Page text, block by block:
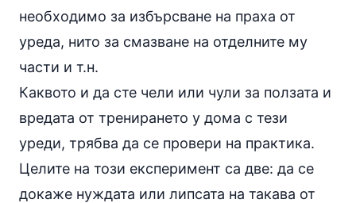
необходимо за избърсване на праха от
уреда, нито за смазване на отделните му
части и т.н.
Каквото и да сте чели или чули за ползата и
вредата от тренирането у дома с тези
уреди, трябва да се провери на практика.
Целите на този експеримент са две: да се
докаже нуждата или липсата на такава от